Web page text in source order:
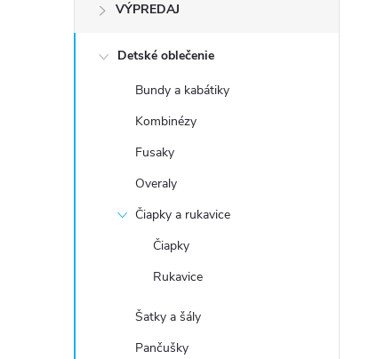
n
VÝPREDAJ
Detské oblečenie
Bundy a kabátiky
Kombinézy
Fusaky
Overaly
Čiapky a rukavice
Čiapky
Rukavice
Šatky a šály
Pančušky